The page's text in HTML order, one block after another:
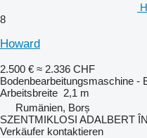
8
Howard
2.500 € ≈ 2.336 CHF
Bodenbearbeitungsmaschine -
Arbeitsbreite 2,1 m
Rumänien, Borș
SZENTMIKLOSI ADALBERT
Verkäufer kontaktieren